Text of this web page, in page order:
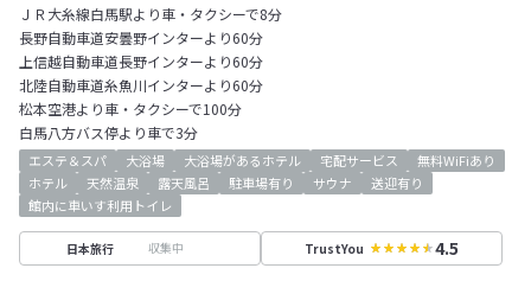
ＪＲ大糸線白馬駅より車・タクシーで8分
長野自動車道安曇野インターより60分
上信越自動車道長野インターより60分
北陸自動車道糸魚川インターより60分
松本空港より車・タクシーで100分
白馬八方バス停より車で3分
エステ＆スパ 大浴場 大浴場があるホテル 宅配サービス
無料WiFiあり
ホテル
天然温泉 露天風呂 駐車場有り サウナ
送迎有り
館内に車いす利用トイレ
日本旅行 収集中 TrustYou 4.5